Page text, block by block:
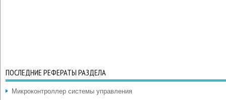
ПОСЛЕДНИЕ РЕФЕРАТЫ РАЗДЕЛА
Микроконтроллер системы управления